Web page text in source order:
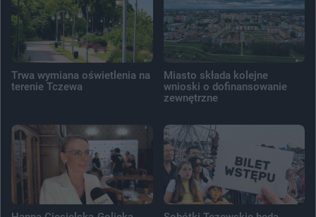
Trwa wymiana oświetlenia na
terenie Tczewa
Miasto składa kolejne
wnioski o dofinansowanie
zewnętrzne